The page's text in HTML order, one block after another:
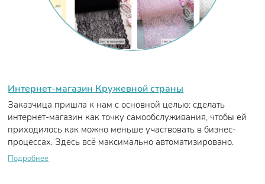
Интернет-магазин Кружевной страны
Заказчица пришла к нам с основной целью: сделать
интернет-магазин как точку самообслуживания, чтобы ей
приходилось как можно меньше участвовать в бизнес-
процессах. Здесь всё максимально автоматизировано.
Подробнее